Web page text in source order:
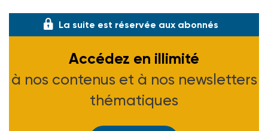
La suite est réservée aux abonnés
Accédez en illimité
à nos contenus et à nos newsletters
thématiques